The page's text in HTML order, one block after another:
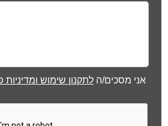
אני מסכים/הלתקנון שימוש ומדיניות